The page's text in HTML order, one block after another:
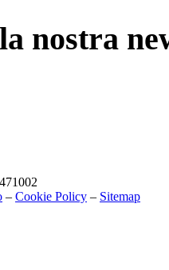
nostra
– Cookie Policy – Sitemap